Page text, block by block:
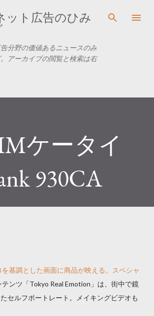
プしてメイン コンテンツに移動
ット広告のひみ
分野の価値あるニュースのみ
アーカイブの閲覧と検索は右
ケータイ
930CA
を基調とした画面に商品が映える。スペシャ
テンツ「Tokyo Real Emotion」は、街中で鏡
セルフポートレート。メイキングビデオも